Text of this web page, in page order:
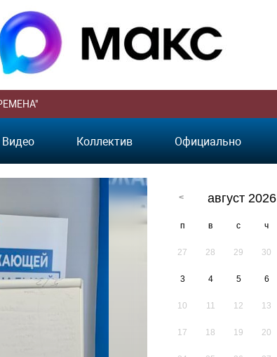
Видео Коллектив Официально
август 2026
п в с ч
27 28 29 30
3 4 5 6
10 11 12 13
17 18 19 20